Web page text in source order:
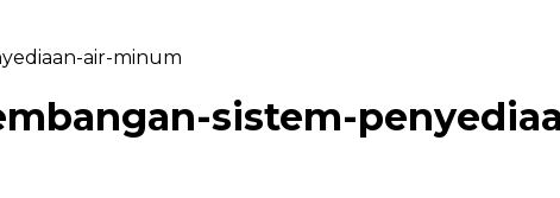
air-minum
sistem-